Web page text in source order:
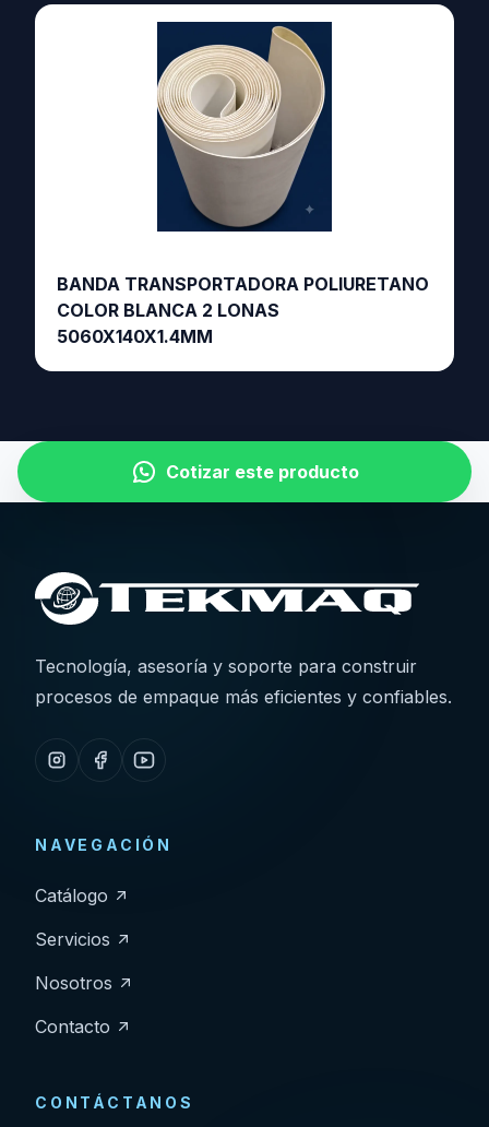
BANDA TRANSPORTADORA POLIURETANO
COLOR BLANCA 2 LONAS
5060X140X1.4MM
Cotizar este producto
Tecnología, asesoría y soporte para construir
procesos de empaque más eficientes y confiables.
NAVEGACIÓN
Catálogo
Servicios
Nosotros
Contacto
CONTÁCTANOS